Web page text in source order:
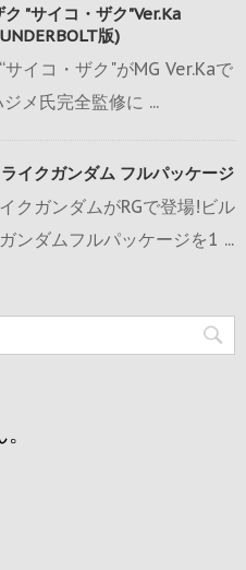
"サイコ・ザク"Ver.Ka
版)
サイコ・ザク"がMG Ver.Kaで
メ氏完全監修に ...
イクガンダム フルパッケージ
クガンダムがRGで登場!ビル
ンダムフルパッケージを1 ...